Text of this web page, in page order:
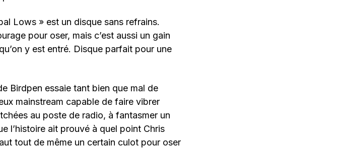
Lows » est un disque sans refrains.
pour oser, mais c’est aussi un gain
y est entré. Disque parfait pour une
Birdpen essaie tant bien que mal de
mainstream capable de faire vibrer
au poste de radio, à fantasmer un
l’histoire ait prouvé à quel point Chris
tout de même un certain culot pour oser